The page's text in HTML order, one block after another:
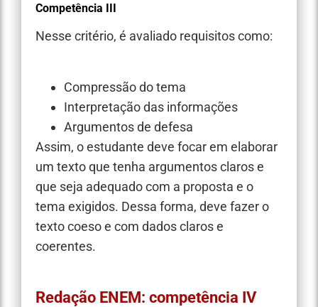
Competência III
Nesse critério, é avaliado requisitos como:
Compressão do tema
Interpretação das informações
Argumentos de defesa
Assim, o estudante deve focar em elaborar
um texto que tenha argumentos claros e
que seja adequado com a proposta e o
tema exigidos. Dessa forma, deve fazer o
texto coeso e com dados claros e
coerentes.
Redação ENEM: competência IV